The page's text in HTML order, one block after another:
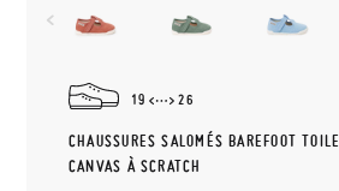
19 26
CHAUSSURES SALOMÉS BAREFOOT TOILE
CANVAS À SCRATCH